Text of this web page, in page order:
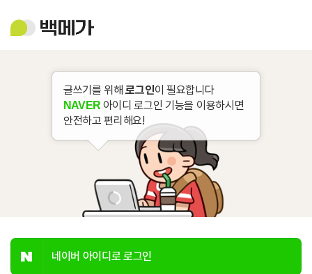
백
메
글쓰기를 위해로그인이 필요합니다
NAVER 아이디 로그인 기능을 이용하시면
안전하고 편리해요!
네이버 아이디로 로그인